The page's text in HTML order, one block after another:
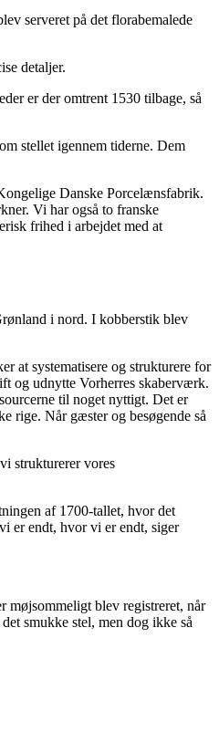
serveret på det florabemalede
detaljer.
er der omtrent 1530 tilbage, så
stellet igennem tiderne. Dem
Danske Porcelænsfabrik.
Vi har også to franske
frihed i arbejdet med at
i nord. I kobberstik blev
at systematisere og strukturere for
og udnytte Vorherres skaberværk.
til noget nyttigt. Det er
rige. Når gæster og besøgende så
strukturerer vores
af 1700-tallet, hvor det
er endt, hvor vi er endt, siger
møjsommeligt blev registreret, når
smukke stel, men dog ikke så